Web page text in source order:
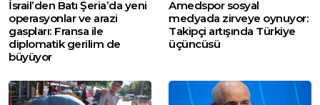
İsrail’den Batı Şeria’da yeni
operasyonlar ve arazi
gaspları: Fransa ile
diplomatik gerilim de
büyüyor
Amedspor sosyal
medyada zirveye oynuyor:
Takipçi artışında Türkiye
üçüncüsü